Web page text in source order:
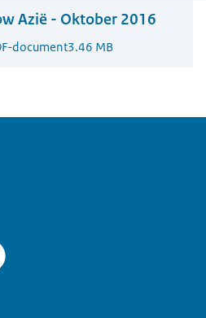
Azië - Oktober 2016
document3.46 MB